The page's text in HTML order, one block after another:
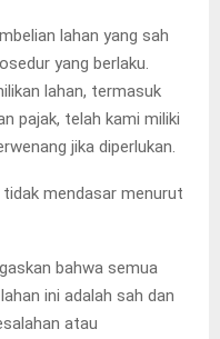
lahan yang sah
yang berlaku.
lahan, termasuk
pajak, telah kami miliki
jika diperlukan.
mendasar menurut
bahwa semua
ini adalah sah dan
atau